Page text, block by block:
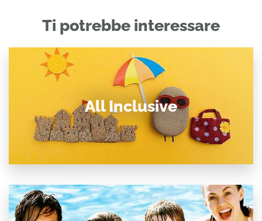
Ti potrebbe interessare
All Inclusive